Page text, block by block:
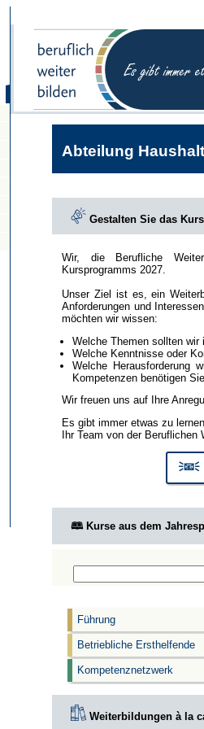
Abteilung
Gestalten Sie das
Wir, die Berufliche
Kursprogramms 2027.
Unser Ziel ist es, ein
Anforderungen und
möchten wir wissen:
Welche Themen sollten wir
Welche Kenntnisse oder
Welche Herausforderung
Kompetenzen benötigen
Wir freuen uns auf Ihre
Es gibt immer etwas zu
Ihr Team von der Beruflichen
🕮 Kurse aus dem
Führung
Betriebliche Ersthelfende
Kompetenznetzwerk
Weiterbildungen à la